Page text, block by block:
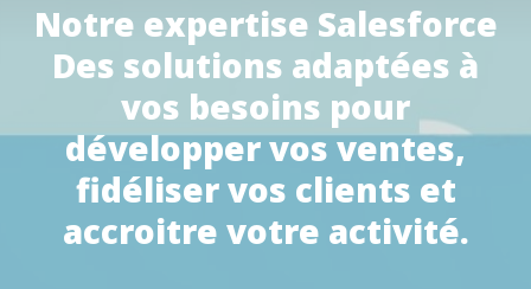
Notre expertise Salesforce
Des solutions adaptées à
vos besoins pour
développer vos ventes,
fidéliser vos clients et
accroitre votre activité.